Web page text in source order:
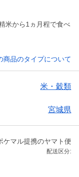
米から1ヵ月程で食べ
商品のタイプについて
米・穀類
宮城県
ケマル提携のヤマト便
配送区分: